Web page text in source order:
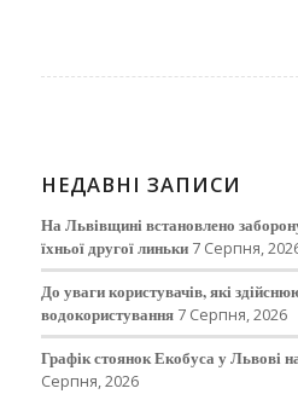
НЕДАВНІ ЗАПИСИ
На Львівщині встановлено
їхньої другої линьки 7 Серпня,
До уваги користувачів, які
водокористування 7 Серпня, 2026
Графік стоянок Екобуса у Львові
Серпня, 2026